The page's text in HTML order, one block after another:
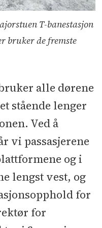
T-banestasjon
bruker de fremste
alle dørene
stående lenger
Ved å
vi passasjerene
og i
lengst vest, og
for
for